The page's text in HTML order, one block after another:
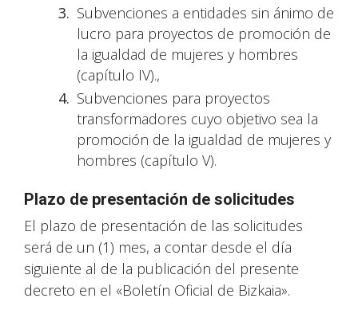
Subvenciones a entidades sin ánimo de
lucro para proyectos de promoción de
la igualdad de mujeres y hombres
(capítulo IV).,
Subvenciones para proyectos
transformadores cuyo objetivo sea la
promoción de la igualdad de mujeres y
hombres (capítulo V).
Plazo de presentación de solicitudes
El plazo de presentación de las solicitudes
será de un (1) mes, a contar desde el día
siguiente al de la publicación del presente
decreto en el «Boletín Oficial de Bizkaia».